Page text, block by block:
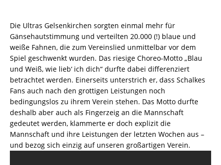
Die Ultras Gelsenkirchen sorgten einmal mehr für
Gänsehautstimmung und verteilten 20.000 (!) blaue und
weiße Fahnen, die zum Vereinslied unmittelbar vor dem
Spiel geschwenkt wurden. Das riesige Choreo-Motto „Blau
und Weiß, wie lieb‘ ich dich“ durfte dabei differenziert
betrachtet werden. Einerseits unterstrich er, dass Schalkes
Fans auch nach den grottigen Leistungen noch
bedingungslos zu ihrem Verein stehen. Das Motto durfte
deshalb aber auch als Fingerzeig an die Mannschaft
gedeutet werden, klammerte er doch explizit die
Mannschaft und ihre Leistungen der letzten Wochen aus –
und bezog sich einzig auf unseren großartigen Verein.